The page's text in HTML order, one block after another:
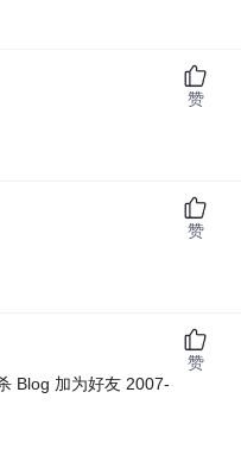
赞
赞
Blog 加为好友 2007-
赞